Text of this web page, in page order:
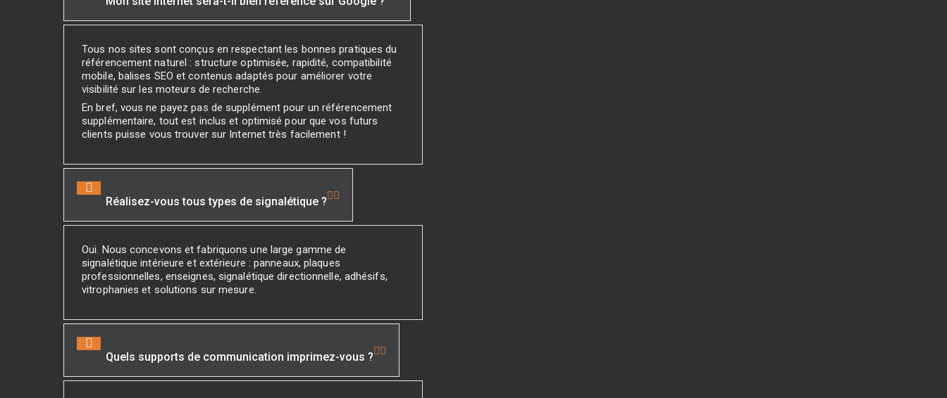
Tous nos sites sont conçus en respectant les bonnes pratiques du
référencement naturel : structure optimisée, rapidité, compatibilité
mobile, balises SEO et contenus adaptés pour améliorer votre
visibilité sur les moteurs de recherche.
En bref, vous ne payez pas de supplément pour un référencement
supplémentaire, tout est inclus et optimisé pour que vos futurs
clients puisse vous trouver sur Internet très facilement !
Réalisez-vous tous types de signalétique ?
Oui. Nous concevons et fabriquons une large gamme de
signalétique intérieure et extérieure : panneaux, plaques
professionnelles, enseignes, signalétique directionnelle, adhésifs,
vitrophanies et solutions sur mesure.
Quels supports de communication imprimez-vous ?